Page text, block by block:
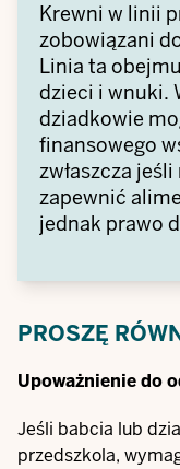
Krewni w linii
zobowiązani
Linia ta
dzieci i wnuki.
dziadkowie
finansowego
zwłaszcza
zapewnić
jednak prawo
PROSZĘ
Upoważnienie do
Jeśli babcia lub
przedszkola,